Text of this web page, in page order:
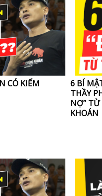
CÓ KIẾM
6 BÍ
THẦY
NỢ”
KHOÁN